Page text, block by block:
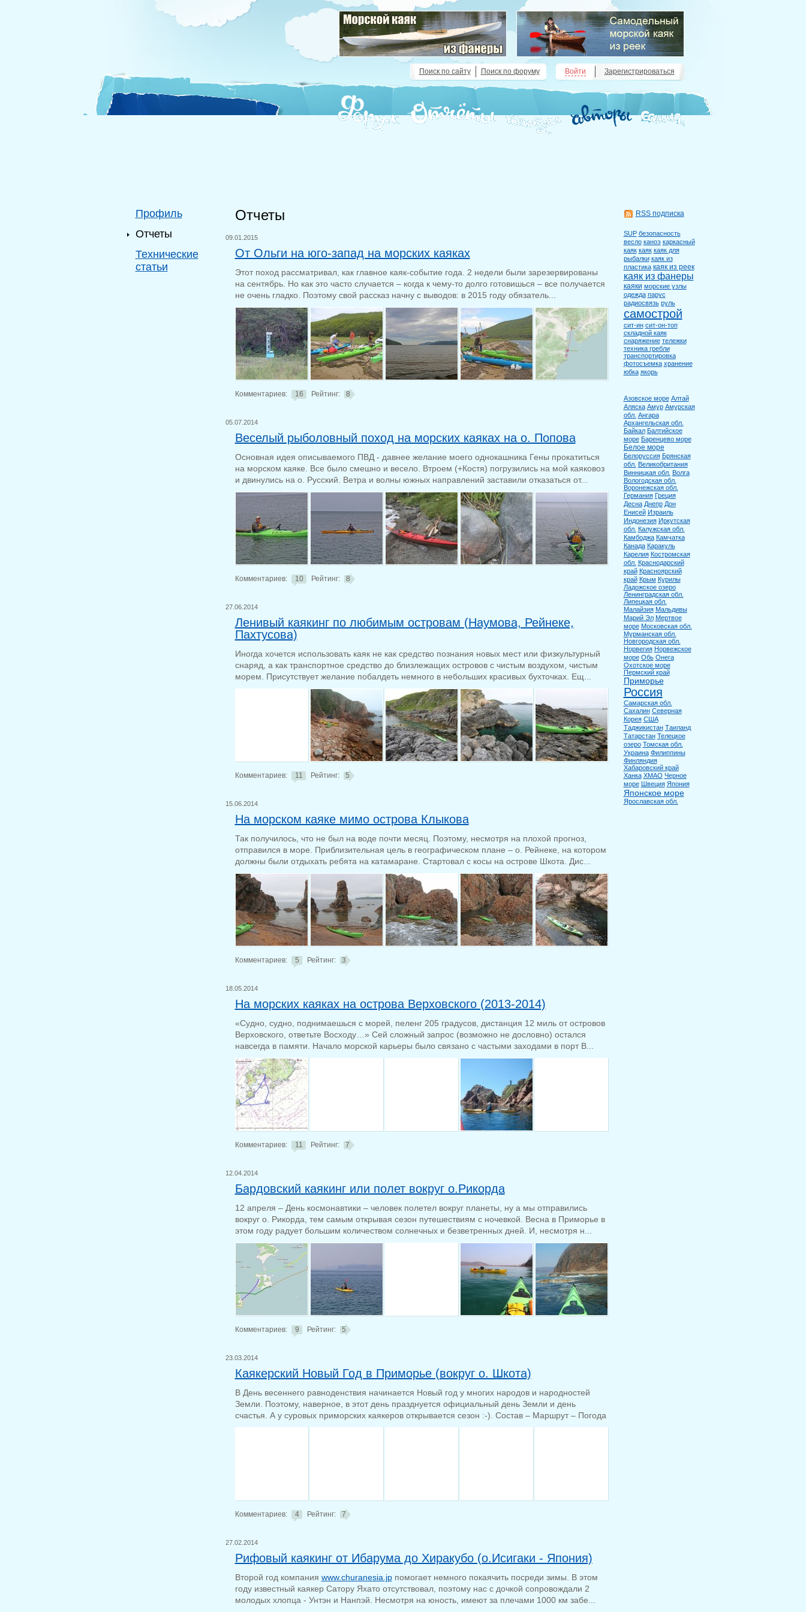
Поиск по сайту Поиск по форуму Войти Зарегистрироваться
Профиль
Отчеты
Технические
статьи
Отчеты
09.01.2015
От Ольги на юго-запад на морских каяках
Этот поход рассматривал, как главное каяк-событие года. 2 недели были зарезервированы
на сентябрь. Но как это часто случается – когда к чему-то долго готовишься – все получается
не очень гладко. Поэтому свой рассказ начну с выводов: в 2015 году обязатель...
Комментариев: 16 Рейтинг: 8
05.07.2014
Веселый рыболовный поход на морских каяках на о. Попова
Основная идея описываемого ПВД - давнее желание моего однокашника Гены прокатиться
на морском каяке. Все было смешно и весело. Втроем (+Костя) погрузились на мой каяковоз
и двинулись на о. Русский. Ветра и волны южных направлений заставили отказаться от...
Комментариев: 10 Рейтинг: 8
27.06.2014
Ленивый каякинг по любимым островам (Наумова, Рейнеке,
Пахтусова)
Иногда хочется использовать каяк не как средство познания новых мест или физкультурный
снаряд, а как транспортное средство до близлежащих островов с чистым воздухом, чистым
морем. Присутствует желание побалдеть немного в небольших красивых бухточках. Ещ...
Комментариев: 11 Рейтинг: 5
15.06.2014
На морском каяке мимо острова Клыкова
Так получилось, что не был на воде почти месяц. Поэтому, несмотря на плохой прогноз,
отправился в море. Приблизительная цель в географическом плане – о. Рейнеке, на котором
должны были отдыхать ребята на катамаране. Стартовал с косы на острове Шкота. Дис...
Комментариев: 5 Рейтинг: 3
18.05.2014
На морских каяках на острова Верховского (2013-2014)
«Судно, судно, поднимаешься с морей, пеленг 205 градусов, дистанция 12 миль от островов
Верховского, ответьте Восходу…» Сей сложный запрос (возможно не дословно) остался
навсегда в памяти. Начало морской карьеры было связано с частыми заходами в порт В...
Комментариев: 11 Рейтинг: 7
12.04.2014
Бардовский каякинг или полет вокруг о.Рикорда
12 апреля – День космонавтики – человек полетел вокруг планеты, ну а мы отправились
вокруг о. Рикорда, тем самым открывая сезон путешествиям с ночевкой. Весна в Приморье в
этом году радует большим количеством солнечных и безветренных дней. И, несмотря н...
Комментариев: 9 Рейтинг: 5
23.03.2014
Каякерский Новый Год в Приморье (вокруг о. Шкота)
В День весеннего равноденствия начинается Новый год у многих народов и народностей
Земли. Поэтому, наверное, в этот день празднуется официальный день Земли и день
счастья. А у суровых приморских каякеров открывается сезон :-). Состав – Маршрут – Погода
Комментариев: 4 Рейтинг: 7
27.02.2014
Рифовый каякинг от Ибарума до Хиракубо (о.Исигаки - Япония)
Второй год компания www.churanesia.jpпомогает немного покаячить посреди зимы. В этом
году известный каякер Сатору Яхато отсутствовал, поэтому нас с дочкой сопровождали 2
молодых хлопца - Унтэн и Нанпэй. Несмотря на юность, имеют за плечами 1000 км забе...
RSS подписка
SUP безопасность
весло каноэ каркасный
каяк каяк каяк для
рыбалки каяк из
пластика каяк из реек
каяк из фанеры
каяки морские узлы
одежда парус
радиосвязь руль
самострой
сит-ин сит-он-топ
складной каяк
снаряжение тележки
техника гребли
транспортировка
фотосъемка хранение
юбка якорь
Азовское море Алтай
Аляска Амур Амурская
обл. Ангара
Архангельская обл.
Байкал Балтийское
море Баренцево море
Белое море
Белоруссия Брянская
обл. Великобритания
Винницкая обл. Волга
Вологодская обл.
Воронежская обл.
Германия Греция
Десна Днепр Дон
Енисей Израиль
Индонезия Иркутская
обл. Калужская обл.
Камбоджа Камчатка
Канада Каракуль
Карелия Костромская
обл. Краснодарский
край Красноярский
край Крым Курилы
Ладожское озеро
Ленинградская обл.
Липецкая обл.
Малайзия Мальдивы
Марий Эл Мертвое
море Московская обл.
Мурманская обл.
Новгородская обл.
Норвегия Норвежское
море Обь Онега
Охотское море
Пермский край
Приморье
Россия
Самарская обл.
Сахалин Северная
Корея США
Таджикистан Таиланд
Татарстан Телецкое
озеро Томская обл.
Украина Филиппины
Финляндия
Хабаровский край
Ханка ХМАО Черное
море Швеция Япония
Японское море
Ярославская обл.